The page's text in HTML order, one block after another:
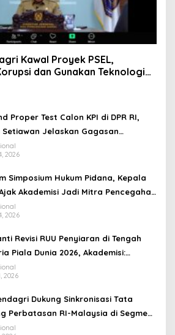
Kawal Proyek PSEL,
dan Gunakan Teknologi
Proper Test Calon KPI di DPR RI,
Setiawan Jelaskan Gagasan
Menuju Ekosistem Penyiaran
2026
Simposium Hukum Pidana, Kepala
Akademisi Jadi Mitra Pencegahan
Pidana di Birokrasi
2026
Revisi RUU Penyiaran di Tengah
Piala Dunia 2026, Akademisi:
Terus Jadi “Messi dan Ronaldo”
2026
Dukung Sinkronisasi Tata
Perbatasan RI-Malaysia di Segmen
Sesai